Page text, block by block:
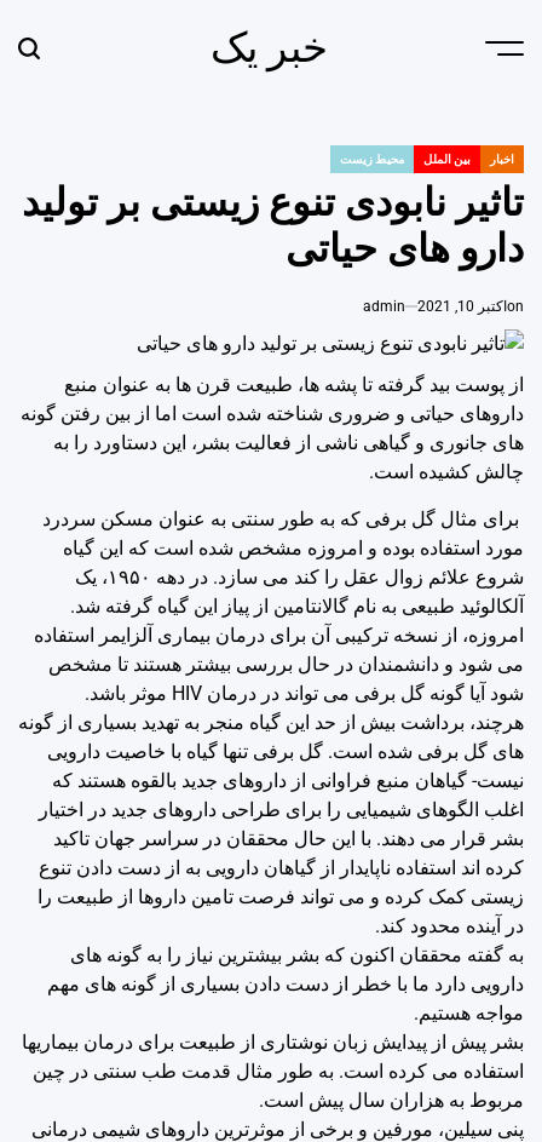
Menu خبر یک
POSTED
اخبار بین الملل محیط زیست
تاثیر نابودی تنوع زیستی بر تولید
دارو های حیاتی
on اکتبر 10, 2021 admin
از پوست بید گرفته تا پشه ها، طبیعت قرن ها به عنوان منبع
داروهای حیاتی و ضروری شناخته شده است اما از بین رفتن گونه
های جانوری و گیاهی ناشی از فعالیت بشر، این دستاورد را به
چالش کشیده است.
برای مثال گل برفی که به طور سنتی به عنوان مسکن سردرد
مورد استفاده بوده و امروزه مشخص شده است که این گیاه
شروع علائم زوال عقل را کند می سازد. در دهه ۱۹۵۰، یک
آلکالوئید طبیعی به نام گالانتامین از پیاز این گیاه گرفته شد.
امروزه، از نسخه ترکیبی آن برای درمان بیماری آلزایمر استفاده
می شود و دانشمندان در حال بررسی بیشتر هستند تا مشخص
شود آیا گونه گل برفی می تواند در درمان HIV موثر باشد.
هرچند، برداشت بیش از حد این گیاه منجر به تهدید بسیاری از گونه
های گل برفی شده است. گل برفی تنها گیاه با خاصیت دارویی
نیست- گیاهان منبع فراوانی از داروهای جدید بالقوه هستند که
اغلب الگوهای شیمیایی را برای طراحی داروهای جدید در اختیار
بشر قرار می دهند. با این حال محققان در سراسر جهان تاکید
کرده اند استفاده ناپایدار از گیاهان دارویی به از دست دادن تنوع
زیستی کمک کرده و می تواند فرصت تامین داروها از طبیعت را
در آینده محدود کند.
به گفته محققان اکنون که بشر بیشترین نیاز را به گونه های
دارویی دارد ما با خطر از دست دادن بسیاری از گونه های مهم
مواجه هستیم.
بشر پیش از پیدایش زبان نوشتاری از طبیعت برای درمان بیماریها
استفاده می کرده است. به طور مثال قدمت طب سنتی در چین
مربوط به هزاران سال پیش است.
پنی سیلین، مورفین و برخی از موثرترین داروهای شیمی درمانی